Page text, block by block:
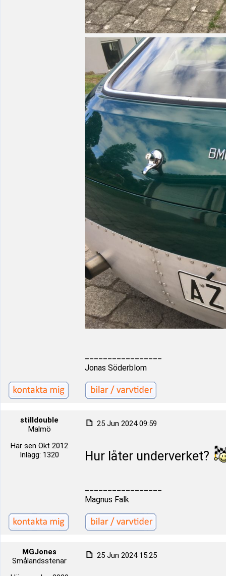
Jonas Söderblom
stilldouble
Malmö
Här sen Okt 2012
Inlägg: 1320
25 Jun 2024 09:59
Hur låter underverket?
Magnus Falk
MGJones
Smålandsstenar
25 Jun 2024 15:25